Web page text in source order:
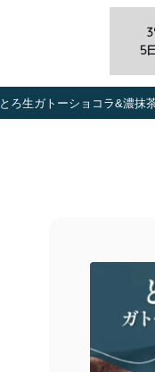
5
とろ生ガトーショコラ&濃抹